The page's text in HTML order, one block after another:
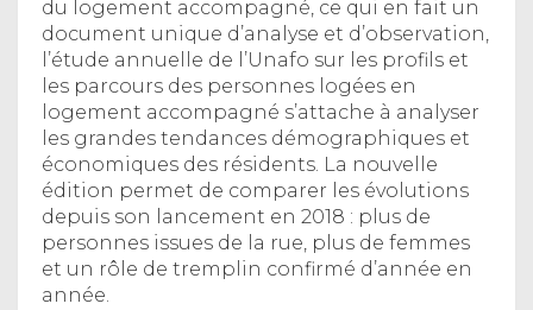
du logement accompagné, ce qui en fait un
document unique d’analyse et d’observation,
l’étude annuelle de l’Unafo sur les profils et
les parcours des personnes logées en
logement accompagné s’attache à analyser
les grandes tendances démographiques et
économiques des résidents. La nouvelle
édition permet de comparer les évolutions
depuis son lancement en 2018 : plus de
personnes issues de la rue, plus de femmes
et un rôle de tremplin confirmé d’année en
année.